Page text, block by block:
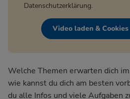
Datenschutzerklärung.
Video laden &
Welche Themen erwarten dich
wie kannst du dich am besten
du alle Infos und viele Aufgaben